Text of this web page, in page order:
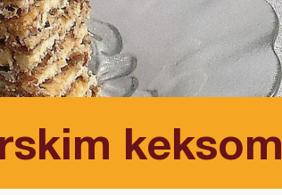
keksom